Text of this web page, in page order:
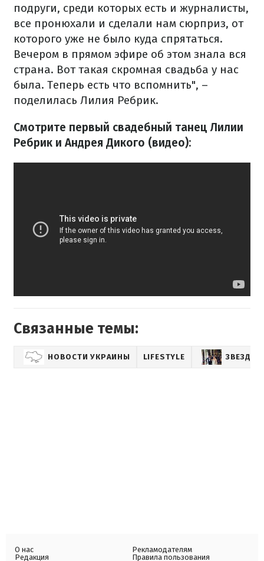
подруги, среди которых есть и журналисты,
все пронюхали и сделали нам сюрприз, от
которого уже не было куда спрятаться.
Вечером в прямом эфире об этом знала вся
страна. Вот такая скромная свадьба у нас
была. Теперь есть что вспомнить", –
поделилась Лилия Ребрик.
Смотрите первый свадебный танец Лилии
Ребрик и Андрея Дикого (видео):
Связанные темы:
НОВОСТИ УКРАИНЫ LIFESTYLE
О нас
Редакция
Рекламодателям
Правила пользования